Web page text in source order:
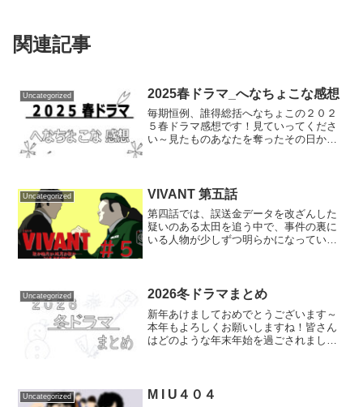
関連記事
Uncategorized 2025春ドラマ_へなちょこな感想
毎期恒例、誰得総括へなちょこの２０２
５春ドラマ感想です！見ていってくださ
い～見たものあなたを奪ったその日から
イグナイト –法の...
Uncategorized VIVANT 第五話
第四話では、誤送金データを改ざんした
疑いのある太田を追う中で、事件の裏に
いる人物が少しずつ明らかになっていき
身が、謎のテロ組織"テ...
Uncategorized 2026冬ドラマまとめ
新年あけましておめでとうございます～
本年もよろしくお願いしますね！皆さん
はどのような年末年始を過ごされました
にも期待です！！というこ...
Uncategorized M I U４０４